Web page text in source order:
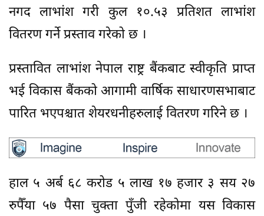
नगद लाभांश गरी कुल १०.५३ प्रतिशत लाभांश
वितरण गर्ने प्रस्ताव गरेको छ ।
प्रस्तावित लाभांश नेपाल राष्ट्र बैंकबाट स्वीकृति प्राप्त
भई विकास बैंकको आगामी वार्षिक साधारणसभाबाट
पारित भएपश्चात शेयरधनीहरुलाई वितरण गरिने छ ।
हाल ५ अर्ब ६८ करोड ५ लाख १७ हजार ३ सय २७
रुपैँया ५७ पैसा चुक्ता पुँजी रहेकोमा यस विकास